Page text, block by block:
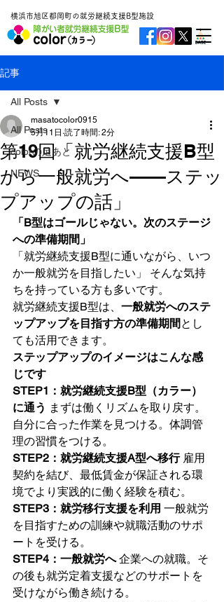
横浜市旭区都岡町の就労継続支援B型施設
記事
All Posts
colorの足あと
NEWS
All Posts
第19回「就労継続支援B型
から一般就労へ——ステッ
プアップの話」
masatocolor0915
5月11日 読了時間: 2分
「B型はゴールじゃない。次のステージ
への準備期間」
「就労継続支援B型に通いながら、いつ
か一般就労を目指したい」 そんな気持
ちを持っている方も多いです。
就労継続支援B型は、 一般就労へのステ
ップアップを目指す方の準備期間 とし
ても活用できます。
ステップアップのイメージはこんな感
じです
STEP1：就労継続支援B型（カラー）
に通う まずは働くリズムを取り戻す。
自分に合った作業を見つける。体調管
理の習慣をつける。
STEP2：就労継続支援A型へ移行 雇用
契約を結び、最低賃金が保証される環
境でより実践的に働く経験を積む。
STEP3：就労移行支援を利用 一般就労
を目指すための訓練や就職活動のサポ
ートを受ける。
STEP4：一般就労へ 企業への就職。そ
の後も就労定着支援などのサポートを
受けながら働き続ける。